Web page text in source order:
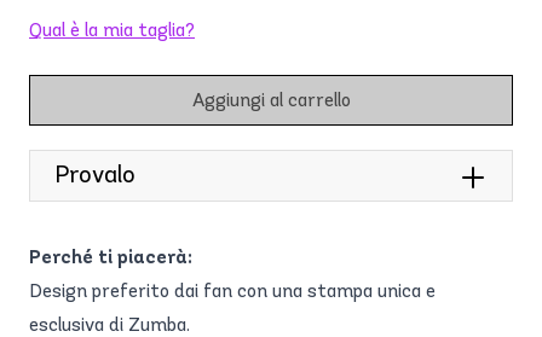
Qual è la mia taglia?
Aggiungi al carrello
Provalo
Perché ti piacerà:
Design preferito dai fan con una stampa unica e
esclusiva di Zumba.